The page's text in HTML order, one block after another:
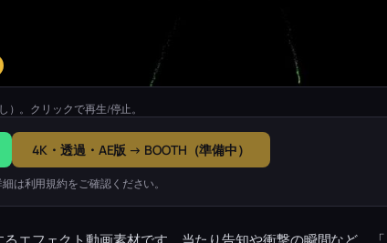
）。クリックで再生/停止。
4K・透過・AE版 → BOOTH（準備中）
は利用規約をご確認ください。
エフェクト動画素材です。当たり告知や衝撃の瞬間など、